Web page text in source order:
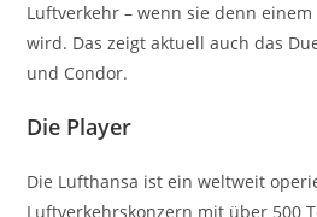
Luftverkehr – wenn sie denn
wird. Das zeigt aktuell auch das
und Condor.
Die Player
Die Lufthansa ist ein weltweit
Luftverkehrskonzern mit über 500